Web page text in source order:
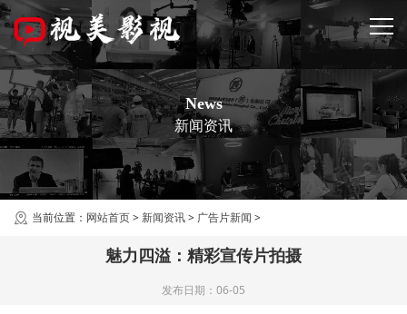
News
新闻资讯
当前位置： 网站首页> 新闻资讯> 广告片新闻 >
魅力四溢：精彩宣传片拍摄
发布日期：06-05